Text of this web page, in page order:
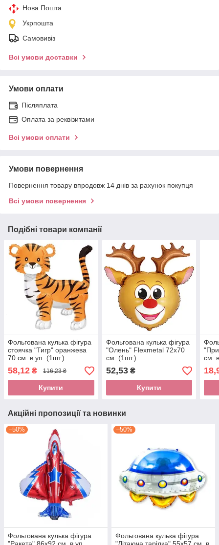
Нова Пошта
Укрпошта
Самовивіз
Всі умови доставки
Умови оплати
Післяплата
Оплата за реквізитами
Всі умови оплати
Умови повернення
Повернення товару впродовж 14 днів за рахунок покупця
Всі умови повернення
Подібні товари компанії
Фольгована кулька фігура
стоячка "Тигр" оранжева
70 см. в уп. (1шт.)
58,12 ₴ 116,23 ₴
Купити
Фольгована кулька фігура
"Олень" Flexmetal 72х70
см. (1шт.)
52,53₴
Купити
см.
Акційні пропозиції та новинки
–50%
Фольгована кулька фігура
–50%
Фольгована кулька фігура